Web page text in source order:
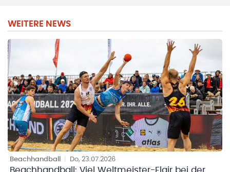
WEITERE NEWS
Beachhandball Do, 23.07.2026